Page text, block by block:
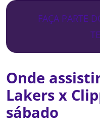
FAÇA PARTE
Onde
Lakers x
sábado